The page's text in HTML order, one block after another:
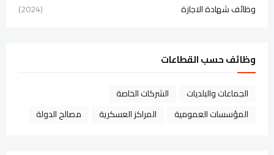
وظائف شهادة الاجازة
(2024)
وظائف حسب القطاعات
الجماعات والبلديات
الشركات الخاصة
المؤسسات العمومية
المراكز العسكرية مصالح الدولة